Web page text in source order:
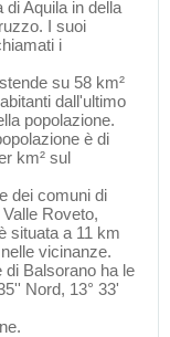
di Aquila in della
. I suoi
i
su 58 km²
dall'ultimo
popolazione.
è di
km² sul
dei comuni di
Roveto,
situata a 11 km
vicinanze.
di Balsorano ha le
Nord, 13° 33'